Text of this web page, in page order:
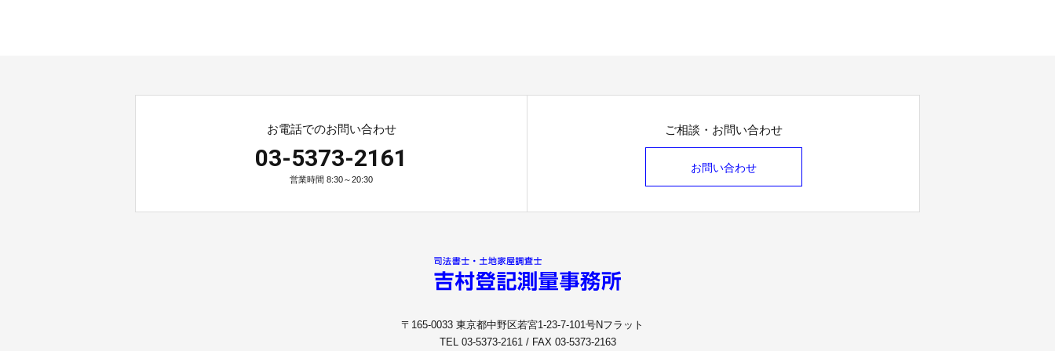
お電話でのお問い合わせ
03-5373-2161
営業時間 8:30～20:30
ご相談・お問い合わせ
お問い合わせ
〒165-0033 東京都中野区若宮1-23-7-101号Nフラット
TEL 03-5373-2161 / FAX 03-5373-2163